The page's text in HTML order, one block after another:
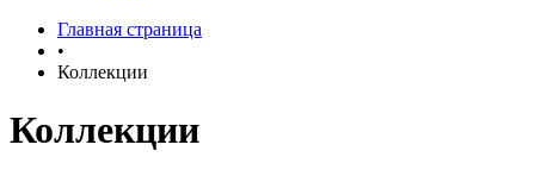
Главная страница
•
Коллекции
Коллекции